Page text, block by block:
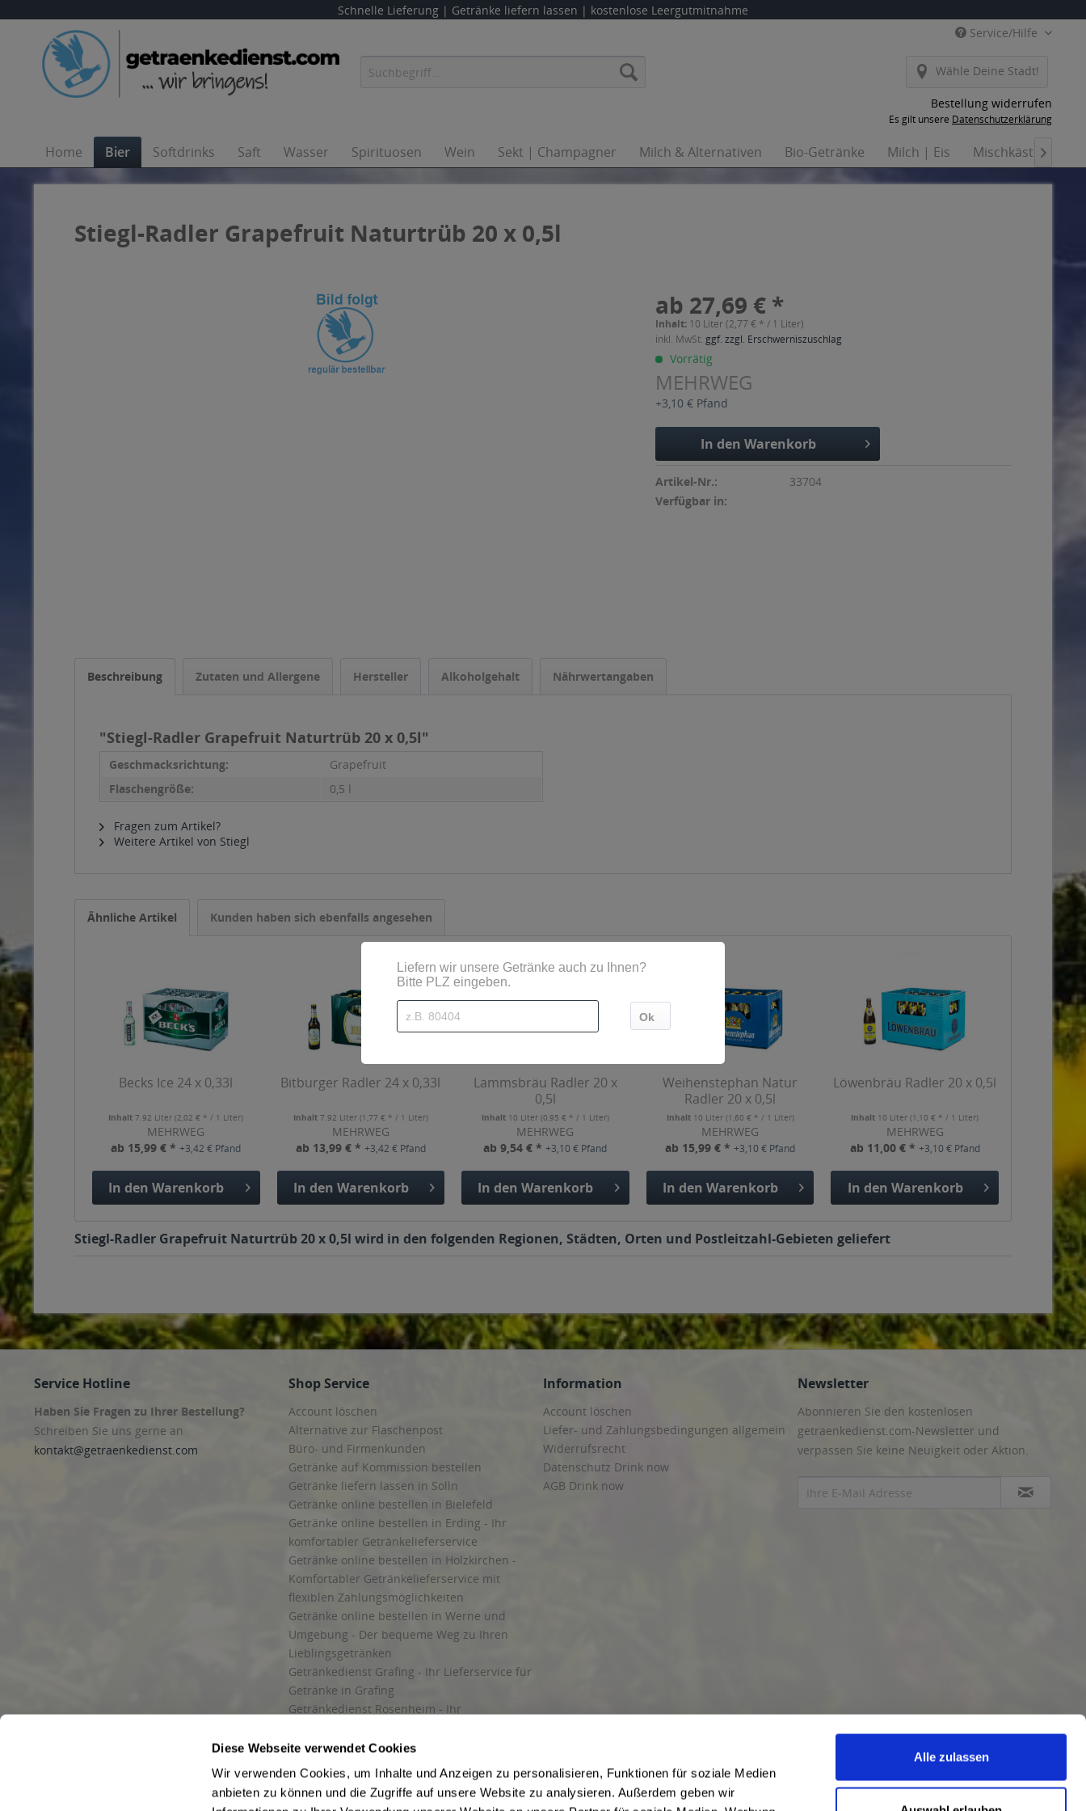
Diese Webseite verwendet Cookies
Wir verwenden Cookies, um Inhalte und Anzeigen zu personalisieren, Funktionen für soziale Medien
anbieten zu können und die Zugriffe auf unsere Website zu analysieren. Außerdem geben wir
Alle zulassen
Schnelle Lieferung | Getränke liefern lassen | kostenlose Leergutmitnahme
Service/Hilfe
Wähle Deine Stadt!
Bestellung widerrufen
Es gilt unsere Datenschutzerklärung
Home Bier Softdrinks Saft Wasser Spirituosen Wein Sekt | Champagner Milch & Alternativen Bio-Getränke Milch | Eis Mischkästen

Stiegl-Radler Grapefruit Naturtrüb 20 x 0,5l
ab 27,69 € *
Inhalt: 10 Liter (2,77 € * / 1 Liter)
inkl. MwSt. ggf. zzgl. Erschwerniszuschlag
Vorrätig
MEHRWEG
+3,10 € Pfand
In den Warenkorb
Artikel-Nr.:
33704
Verfügbar in:
Beschreibung Zutaten und Allergene Hersteller Alkoholgehalt Nährwertangaben
"Stiegl-Radler Grapefruit Naturtrüb 20 x 0,5l"
Geschmacksrichtung:
Grapefruit
Flaschengröße:
0,5 l
Fragen zum Artikel?
Weitere Artikel von Stiegl
Ähnliche Artikel Kunden haben sich ebenfalls angesehen
Becks Ice 24 x 0,33l
Inhalt7.92 Liter(2,02 € * / 1 Liter)
MEHRWEG
ab 15,99 € *+3,42 € Pfand
In den Warenkorb
Bitburger Radler 24 x 0,33l
Inhalt 7.92 Liter (1,77 € * / 1 Liter)
MEHRWEG
ab 13,99 € * +3,42 € Pfand
In den Warenkorb
Lammsbräu Radler 20 x
0,5l
Inhalt 10 Liter (0,95 € * / 1 Liter)
MEHRWEG
ab 9,54 € *+3,10 € Pfand
In den Warenkorb
Weihenstephan Natur
Radler 20 x 0,5l
Inhalt 10 Liter (1,60 € * / 1 Liter)
MEHRWEG
ab 15,99 € *+3,10 € Pfand
In den Warenkorb
Löwenbräu Radler 20 x 0,5l
Inhalt 10 Liter(1,10 € * / 1 Liter)
MEHRWEG
ab 11,00 € * +3,10 € Pfand
In den Warenkorb
Stiegl-Radler Grapefruit Naturtrüb 20 x 0,5l wird in den folgenden Regionen, Städten, Orten und Postleitzahl-Gebieten geliefert
Service Hotline
Haben Sie Fragen zu Ihrer Bestellung?
Schreiben Sie uns gerne an
kontakt@getraenkedienst.com
Shop Service
Account löschen
Alternative zur Flaschenpost
Büro- und Firmenkunden
Getränke auf Kommission bestellen
Getränke liefern lassen in Solln
Getränke online bestellen in Bielefeld
Getränke online bestellen in Erding - Ihr
komfortabler Getränkelieferservice
Getränke online bestellen in Holzkirchen -
Komfortabler Getränkelieferservice mit
flexiblen Zahlungsmöglichkeiten
Getränke online bestellen in Werne und
Umgebung - Der bequeme Weg zu Ihren
Lieblingsgetränken
Getränkedienst Grafing - Ihr Lieferservice für
Getränke in Grafing
Getränkedienst Rosenheim - Ihr
und Umgebung
Liefergebiet
Lieferservice für Getränke
Information
Account löschen
Liefer- und Zahlungsbedingungen allgemein
Widerrufsrecht
Datenschutz Drink now
AGB Drink now
Newsletter
Abonnieren Sie den kostenlosen
getraenkedienst.com-Newsletter und
verpassen Sie keine Neuigkeit oder Aktion.